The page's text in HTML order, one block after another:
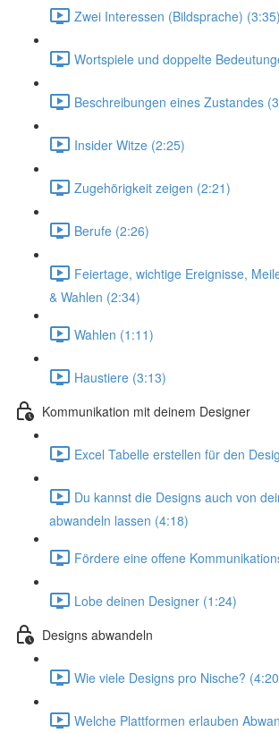
Zwei Interessen (Bildsprache) (3:35)
Wortspiele und doppelte
Beschreibungen eines Zustandes
Insider Witze (2:25)
Zugehörigkeit zeigen (2:21)
Berufe (2:26)
Feiertage, wichtige Ereignisse,
& Wahlen (2:34)
Wahlen (1:11)
Haustiere (3:13)
Kommunikation mit deinem Designer
Excel Tabelle erstellen für den
Du kannst die Designs auch von
abwandeln lassen (4:18)
Fördere eine offene
Lobe deinen Designer (1:24)
Designs abwandeln
Wie viele Designs pro Nische?
Welche Plattformen erlauben